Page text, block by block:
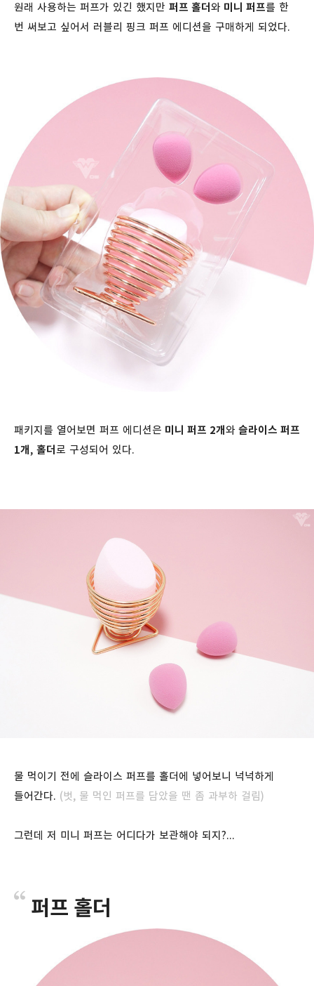
원래 사용하는 퍼프가 있긴 했지만 퍼프 홀더와 미니 퍼프를 한
번 써보고 싶어서 러블리 핑크 퍼프 에디션을 구매하게 되었다.
패키지를 열어보면 퍼프 에디션은 미니 퍼프 2개와 슬라이스 퍼프
1개, 홀더로 구성되어 있다.
물 먹이기 전에 슬라이스 퍼프를 홀더에 넣어보니 넉넉하게
들어간다. (벗, 물 먹인 퍼프를 담았을 땐 좀 과부하 걸림)
그런데 저 미니 퍼프는 어디다가 보관해야 되지?...
퍼프 홀더